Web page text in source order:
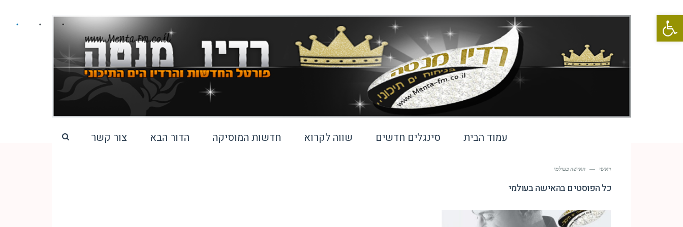
פתח סרגל נגישות
עמוד הבית סינגלים חדשים שווה לקרוא חדשות המוסיקה הדור הבא צור קשר
ראשי — האישה בעולמי
כל הפוסטים בהאישה בעולמי